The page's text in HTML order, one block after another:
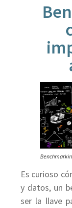
Es curioso
y datos, un
ser la llave